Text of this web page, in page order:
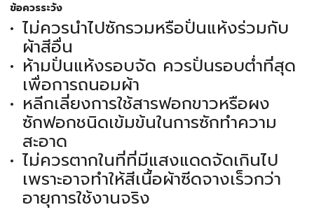
ข้อควรระวัง
ไม่ควรนำไปซักรวมหรือปั่นแห้งร่วมกับ
ผ้าสีอื่น
ห้ามปั่นแห้งรอบจัด ควรปั่นรอบต่ำที่สุด
เพื่อการถนอมผ้า
หลีกเลี่ยงการใช้สารฟอกขาวหรือผง
ซักฟอกชนิดเข้มข้นในการซักทำความ
สะอาด
ไม่ควรตากในที่ที่มีแสงแดดจัดเกินไป
เพราะอาจทำให้สีเนื้อผ้าซีดจางเร็วกว่า
อายุการใช้งานจริง